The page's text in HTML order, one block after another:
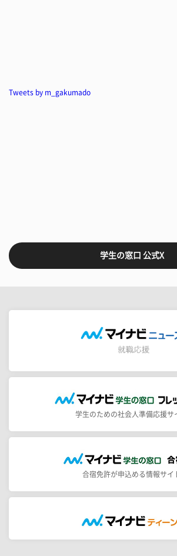
Tweets by m_gakumado
学生の窓口 公式X
学生のための社会人準備応援サ
合宿免許が申込める情報サイ